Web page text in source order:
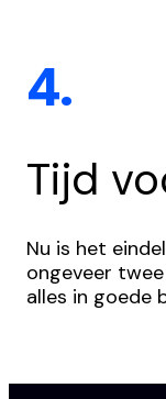
4.
Tijd
Nu is het
ongeveer
alles in goede